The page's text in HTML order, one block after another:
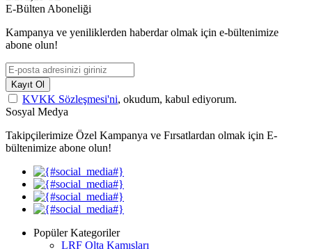
E-Bülten Aboneliği
Kampanya ve yeniliklerden haberdar olmak için e-bültenimize
abone olun!
Kayıt Ol
KVKK Sözleşmesi'ni, okudum, kabul ediyorum.
Sosyal Medya
Takipçilerimize Özel Kampanya ve Fırsatlardan olmak için E-
bültenimize abone olun!
Popüler Kategoriler
LRF Olta Kamışları